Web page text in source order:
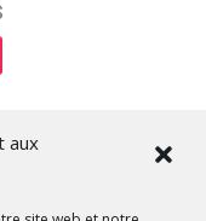
aux